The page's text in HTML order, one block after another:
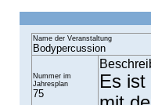
Name der Veranstaltung
Bodypercussion
Nummer im
Jahresplan
75
Es ist